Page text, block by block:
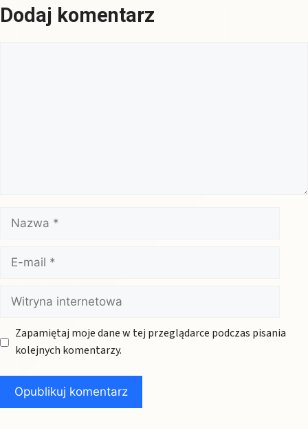
Dodaj komentarz
Nazwa
mail
Witryna
internetowa
Zapamiętaj moje dane w tej przeglądarce podczas pisania
kolejnych komentarzy.